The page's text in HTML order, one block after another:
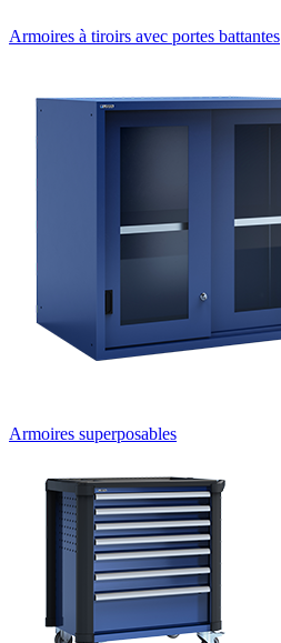
Armoires à tiroirs avec portes battantes
Armoires superposables